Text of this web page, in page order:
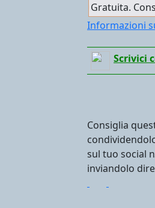
Gratuita.
Informazioni
Scrivici
Consiglia
sul tuo social
inviandolo